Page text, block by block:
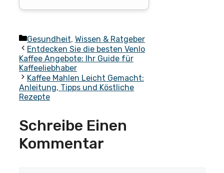
Kategorien
Gesundheit, Wissen & Ratgeber
Entdecken Sie die besten Venlo
Kaffee Angebote: Ihr Guide für
Kaffeeliebhaber
Kaffee Mahlen Leicht Gemacht:
Anleitung, Tipps und Köstliche
Rezepte
Schreibe Einen
Kommentar